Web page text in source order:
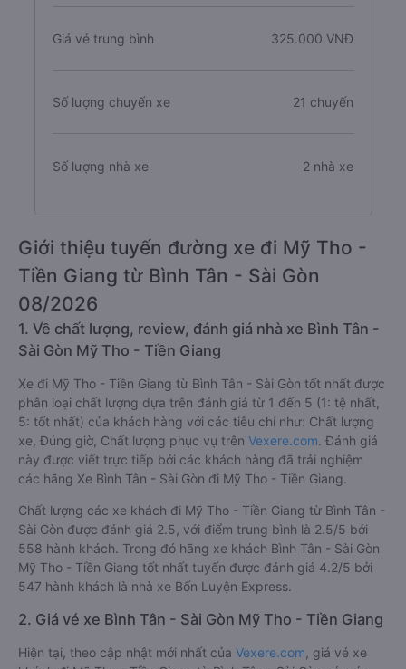
Giá vé trung bình 325.000 VNĐ
Số lượng chuyến xe 21 chuyến
Số lượng nhà xe 2 nhà xe
Giới thiệu tuyến đường xe đi Mỹ Tho -
Tiền Giang từ Bình Tân - Sài Gòn
08/2026
1. Về chất lượng, review, đánh giá nhà xe Bình Tân -
Sài Gòn Mỹ Tho - Tiền Giang
Xe đi Mỹ Tho - Tiền Giang từ Bình Tân - Sài Gòn tốt nhất được
phân loại chất lượng dựa trên đánh giá từ 1 đến 5 (1: tệ nhất,
5: tốt nhất) của khách hàng với các tiêu chí như: Chất lượng
xe, Đúng giờ, Chất lượng phục vụ trên Vexere.com. Đánh giá
này được viết trực tiếp bởi các khách hàng đã trải nghiệm
các hãng Xe Bình Tân - Sài Gòn đi Mỹ Tho - Tiền Giang.
Chất lượng các xe khách đi Mỹ Tho - Tiền Giang từ Bình Tân -
Sài Gòn được đánh giá 2.5, với điểm trung bình là 2.5/5 bởi
558 hành khách. Trong đó hãng xe khách Bình Tân - Sài Gòn
Mỹ Tho - Tiền Giang tốt nhất tuyến được đánh giá 4.2/5 bởi
547 hành khách là nhà xe Bốn Luyện Express.
2. Giá vé xe Bình Tân - Sài Gòn Mỹ Tho - Tiền Giang
Hiện tại, theo cập nhật mới nhất của Vexere.com , giá vé xe